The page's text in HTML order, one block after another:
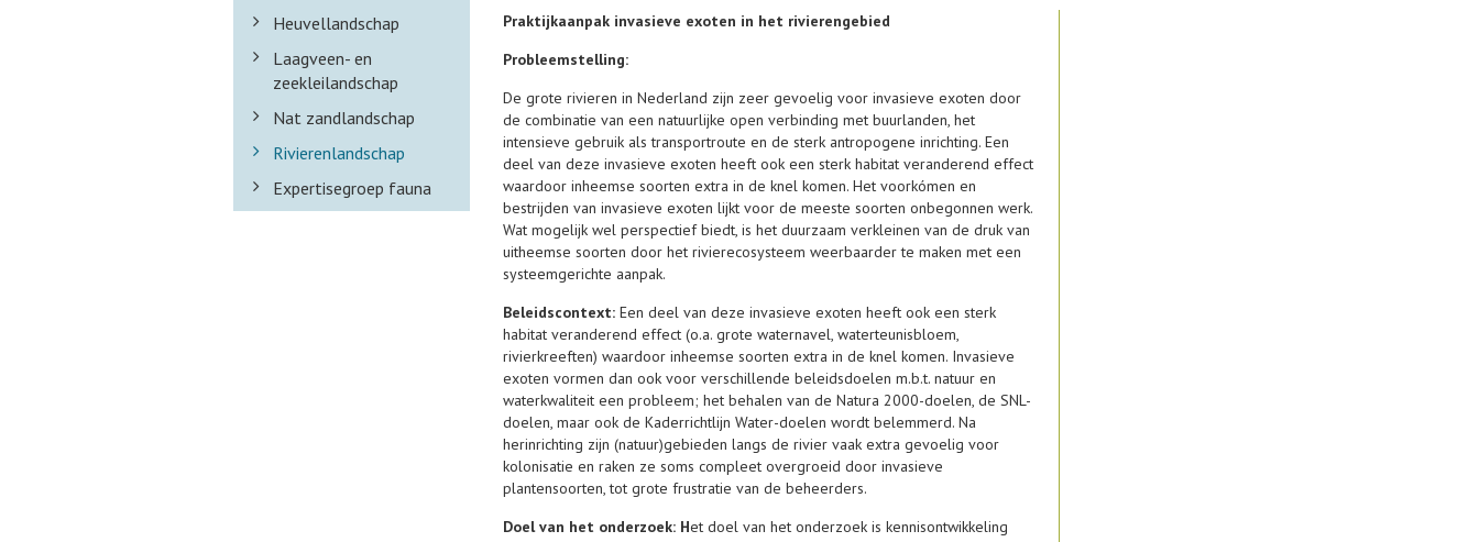
Heuvellandschap
Laagveen- en
zeekleilandschap
Nat zandlandschap
Rivierenlandschap
Expertisegroep fauna
Praktijkaanpak invasieve exoten in het rivierengebied
Probleemstelling:
De grote rivieren in Nederland zijn zeer gevoelig voor invasieve exoten door
de combinatie van een natuurlijke open verbinding met buurlanden, het
intensieve gebruik als transportroute en de sterk antropogene inrichting. Een
deel van deze invasieve exoten heeft ook een sterk habitat veranderend effect
waardoor inheemse soorten extra in de knel komen. Het voorkómen en
bestrijden van invasieve exoten lijkt voor de meeste soorten onbegonnen werk.
Wat mogelijk wel perspectief biedt, is het duurzaam verkleinen van de druk van
uitheemse soorten door het rivierecosysteem weerbaarder te maken met een
systeemgerichte aanpak.
Beleidscontext: Een deel van deze invasieve exoten heeft ook een sterk
habitat veranderend effect (o.a. grote waternavel, waterteunisbloem,
rivierkreeften) waardoor inheemse soorten extra in de knel komen. Invasieve
exoten vormen dan ook voor verschillende beleidsdoelen m.b.t. natuur en
waterkwaliteit een probleem; het behalen van de Natura 2000-doelen, de SNL-
doelen, maar ook de Kaderrichtlijn Water-doelen wordt belemmerd. Na
herinrichting zijn (natuur)gebieden langs de rivier vaak extra gevoelig voor
kolonisatie en raken ze soms compleet overgroeid door invasieve
plantensoorten, tot grote frustratie van de beheerders.
Doel van het onderzoek: Het doel van het onderzoek is kennisontwikkeling